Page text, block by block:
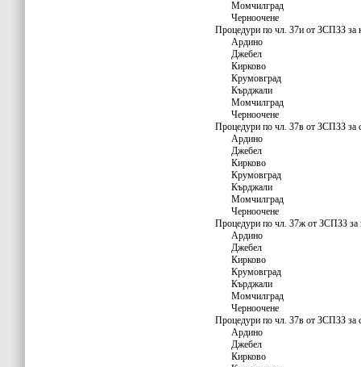
Момчилград
Черноочене
Процедури по чл. 37и от ЗСПЗЗ за
Ардино
Джебел
Кирково
Крумовград
Кърджали
Момчилград
Черноочене
Процедури по чл. 37в от ЗСПЗЗ за
Ардино
Джебел
Кирково
Крумовград
Кърджали
Момчилград
Черноочене
Процедури по чл. 37ж от ЗСПЗЗ за
Ардино
Джебел
Кирково
Крумовград
Кърджали
Момчилград
Черноочене
Процедури по чл. 37в от ЗСПЗЗ за
Ардино
Джебел
Кирково